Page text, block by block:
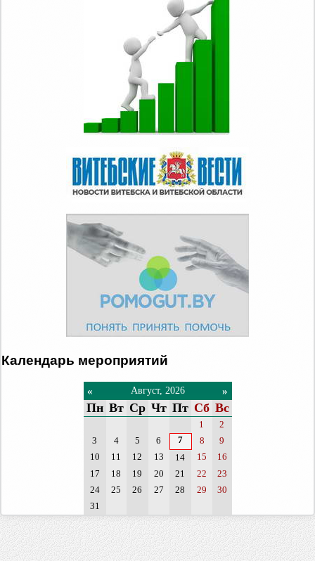
Календарь мероприятий
« Август, 2026 »
Пн Вт Ср Чт Пт Сб Вс
1
2
3
4 5 6 7 8
9
10
11 12 13 14 15
16
17
18 19 20 21 22
23
24
25 26 27 28 29
30
31